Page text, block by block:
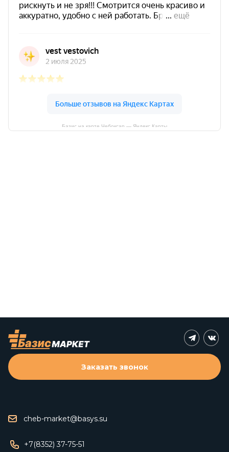
Базис на карте Чебоксар — Яндекс Карты
cheb-market@basys.su
+7(8352) 37-75-51
Заказать звонок